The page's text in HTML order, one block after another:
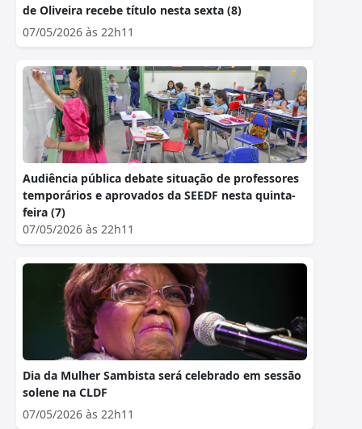
de Oliveira recebe título nesta sexta (8)
07/05/2026 às 22h11
Audiência pública debate situação de professores
temporários e aprovados da SEEDF nesta quinta-
feira (7)
07/05/2026 às 22h11
Dia da Mulher Sambista será celebrado em sessão
solene na CLDF
07/05/2026 às 22h11